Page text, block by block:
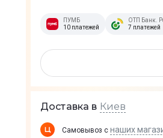
ПУМБ
10 платежей
ОТП Банк.
7 платежей
Доставка в Киев
Самовывоз с наших